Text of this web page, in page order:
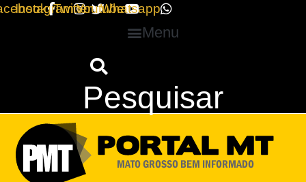
InstagramTwitterYoutubeWhatsapp
Menu
Pesquisar